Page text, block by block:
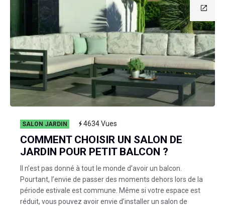
SALON JARDIN 4634Vues
COMMENT CHOISIR UN SALON DE
JARDIN POUR PETIT BALCON ?
Il n’est pas donné à tout le monde d’avoir un balcon.
Pourtant, l’envie de passer des moments dehors lors de la
période estivale est commune. Même si votre espace est
réduit, vous pouvez avoir envie d’installer un salon de